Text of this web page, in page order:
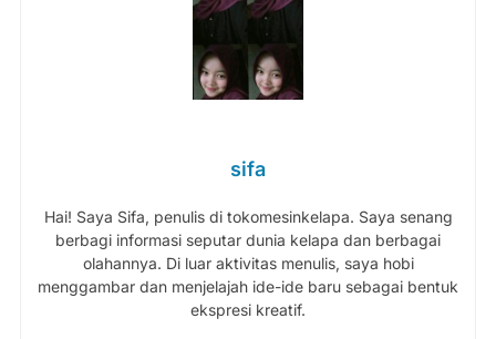
sifa
Hai! Saya Sifa, penulis di tokomesinkelapa. Saya senang
berbagi informasi seputar dunia kelapa dan berbagai
olahannya. Di luar aktivitas menulis, saya hobi
menggambar dan menjelajah ide-ide baru sebagai bentuk
ekspresi kreatif.